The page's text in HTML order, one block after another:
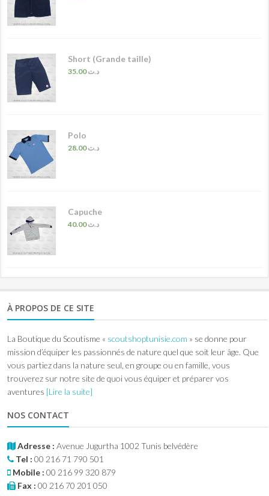
Short (Grande taille)
35.00د.ت
Polo
28.00د.ت
Capuche
40.00د.ت
À PROPOS DE CE SITE
La Boutique du Scoutisme « scoutshoptunisie.com » se donne pour
mission d’équiper les passionnés de nature quel que soit leur âge. Que
vous partiez dans la nature seul, en groupe ou en famille, vous
trouverez sur notre site de quoi vous équiper et préparer vos
aventures [Lire la suite]
NOS CONTACT
Adresse : Avenue Jugurtha 1002 Tunis belvédère
Tel : 00 216 71 790 501
Mobile : 00 216 99 320 879
Fax : 00 216 70 201 050